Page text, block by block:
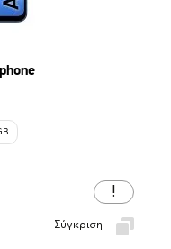
Σύγκριση